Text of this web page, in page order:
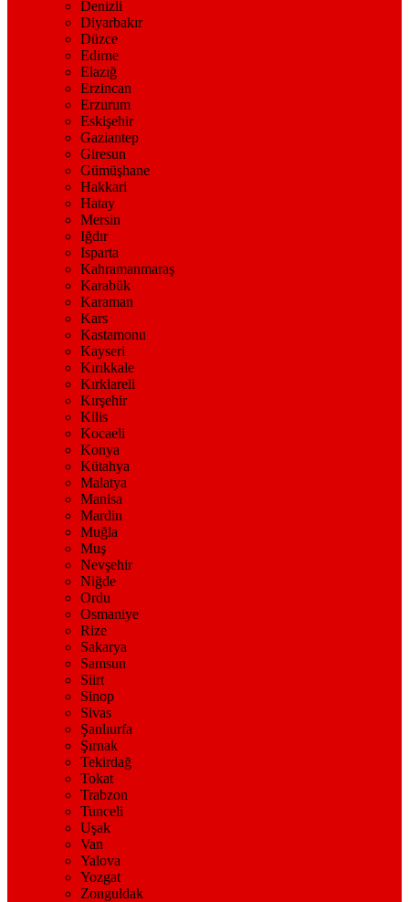
Denizli
Diyarbakır
Düzce
Edirne
Elazığ
Erzincan
Erzurum
Eskişehir
Gaziantep
Giresun
Gümüşhane
Hakkari
Hatay
Mersin
Iğdır
Isparta
Kahramanmaraş
Karabük
Karaman
Kars
Kastamonu
Kayseri
Kırıkkale
Kırklareli
Kırşehir
Kilis
Kocaeli
Konya
Kütahya
Malatya
Manisa
Mardin
Muğla
Muş
Nevşehir
Niğde
Ordu
Osmaniye
Rize
Sakarya
Samsun
Siirt
Sinop
Sivas
Şanlıurfa
Şırnak
Tekirdağ
Tokat
Trabzon
Tunceli
Uşak
Van
Yalova
Yozgat
Zonguldak